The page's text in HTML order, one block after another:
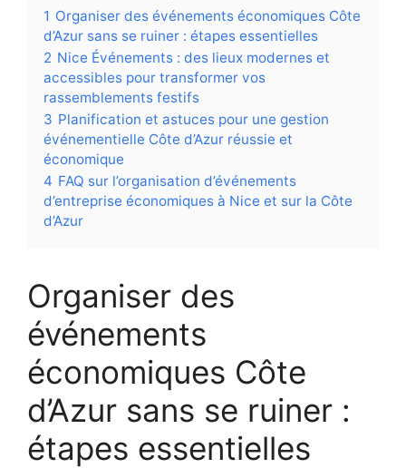
1 Organiser des événements économiques Côte
d’Azur sans se ruiner : étapes essentielles
2 Nice Événements : des lieux modernes et
accessibles pour transformer vos
rassemblements festifs
3 Planification et astuces pour une gestion
événementielle Côte d’Azur réussie et
économique
4 FAQ sur l’organisation d’événements
d’entreprise économiques à Nice et sur la Côte
d’Azur
Organiser des
événements
économiques Côte
d’Azur sans se ruiner :
étapes essentielles